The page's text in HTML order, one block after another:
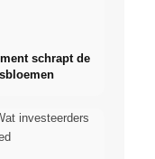
schrapt de